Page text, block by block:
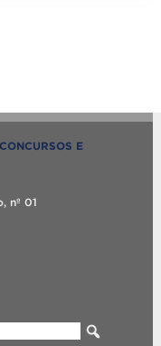
E
nº 01